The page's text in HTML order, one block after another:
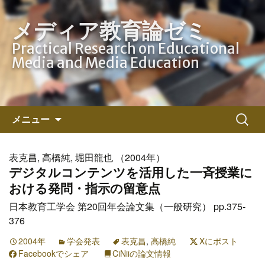
メディア教育論ゼミ
Practical Research on Educational
Media and Media Education
メニュー
ン
ツ
へ
ス
キ
プ
検
索:
表克昌, 高橋純, 堀田龍也 （2004年）
デジタルコンテンツを活用した一斉授業に
おける発問・指示の留意点
日本教育工学会 第20回年会論文集（一般研究） pp.375-
376
2004年 学会発表 表克昌, 高橋純
Xにポスト
Facebookでシェア
CiNiiの論文情報